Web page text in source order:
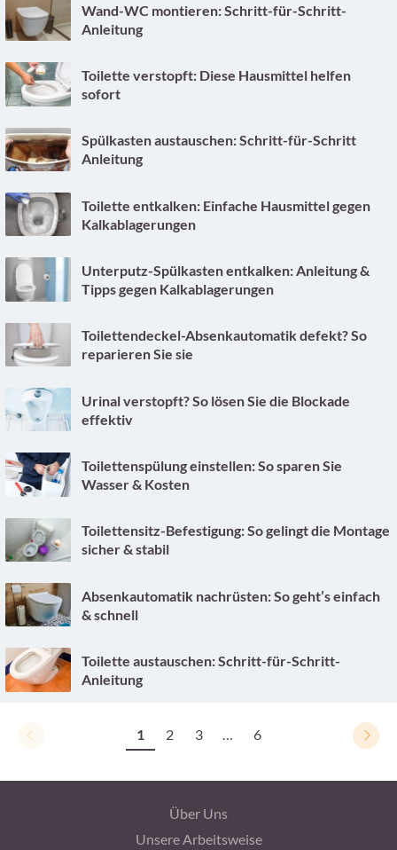
Wand-WC montieren: Schritt-für-Schritt-
Anleitung
Toilette verstopft: Diese Hausmittel helfen
sofort
Spülkasten austauschen: Schritt-für-Schritt
Anleitung
Toilette entkalken: Einfache Hausmittel gegen
Kalkablagerungen
Unterputz-Spülkasten entkalken: Anleitung &
Tipps gegen Kalkablagerungen
Toilettendeckel-Absenkautomatik defekt? So
reparieren Sie sie
Urinal verstopft? So lösen Sie die Blockade
effektiv
Toilettenspülung einstellen: So sparen Sie
Wasser & Kosten
Toilettensitz-Befestigung: So gelingt die Montage
sicher & stabil
Absenkautomatik nachrüsten: So geht’s einfach
& schnell
Toilette austauschen: Schritt-für-Schritt-
Anleitung
1 2 3 … 6
Über Uns
Unsere Arbeitsweise